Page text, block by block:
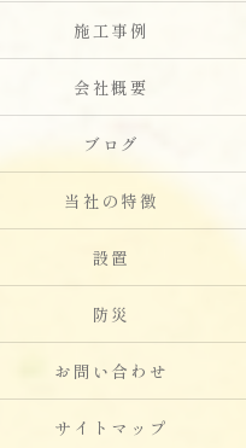
施工事例
会社概要
ブログ
当社の特徴
設置
防災
お問い合わせ
サイトマップ